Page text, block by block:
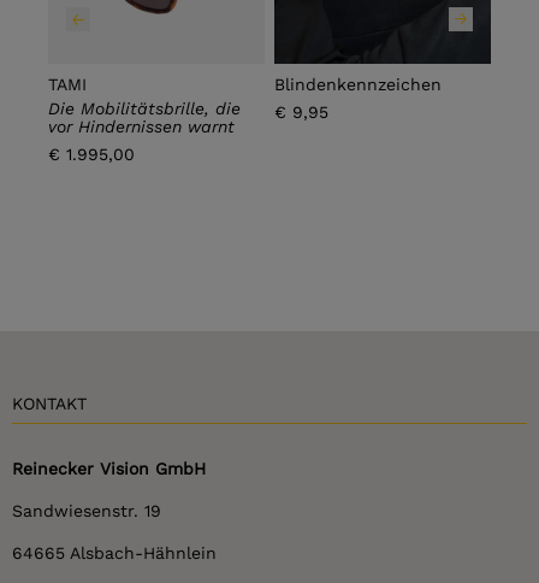
TAMI
Die Mobilitätsbrille, die
vor Hindernissen warnt
€ 1.995,00
Blindenkennzeichen
€ 9,95
KONTAKT
Reinecker Vision GmbH
Sandwiesenstr. 19
64665 Alsbach-Hähnlein